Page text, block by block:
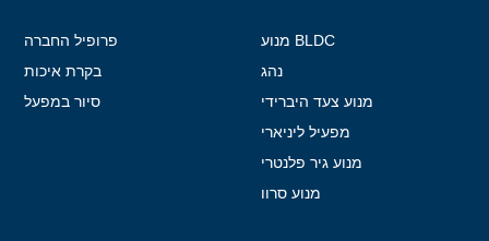
פרופיל החברה
בקרת איכות
סיור במפעל
מנוע BLDC
נהג
מנוע צעד היברידי
מפעיל ליניארי
מנוע גיר פלנטרי
מנוע סרוו